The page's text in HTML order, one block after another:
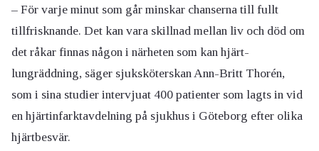
– För varje minut som går minskar chanserna till fullt
tillfrisknande. Det kan vara skillnad mellan liv och död om
det råkar finnas någon i närheten som kan hjärt-
lungräddning, säger sjuksköterskan Ann-Britt Thorén,
som i sina studier intervjuat 400 patienter som lagts in vid
en hjärtinfarktavdelning på sjukhus i Göteborg efter olika
hjärtbesvär.